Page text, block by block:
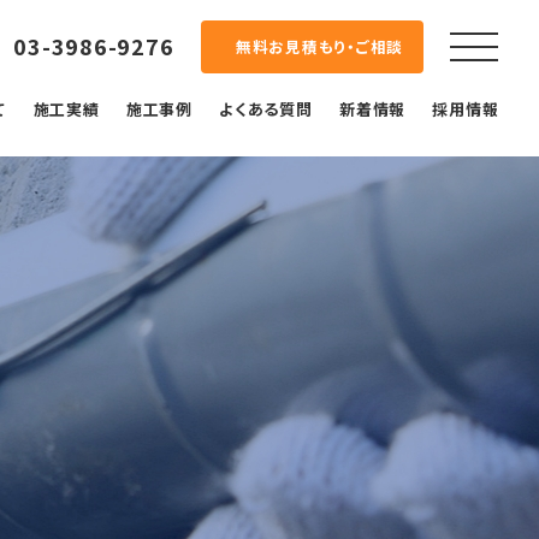
03-3986-9276 無料お見積もり・ご相談
施工実績 施工事例 よくある質問 新着情報 採用情報